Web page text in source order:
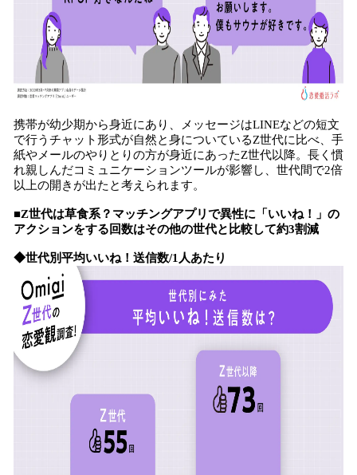
携帯が幼少期から身近にあり、メッセージはLINEなどの短文
で行うチャット形式が自然と身についているZ世代に比べ、手
紙やメールのやりとりの方が身近にあったZ世代以降。長く慣
れ親しんだコミュニケーションツールが影響し、世代間で2倍
以上の開きが出たと考えられます。
■Z世代は草食系？マッチングアプリで異性に「いいね！」の
アクションをする回数はその他の世代と比較して約3割減
◆世代別平均いいね！送信数/1人あたり